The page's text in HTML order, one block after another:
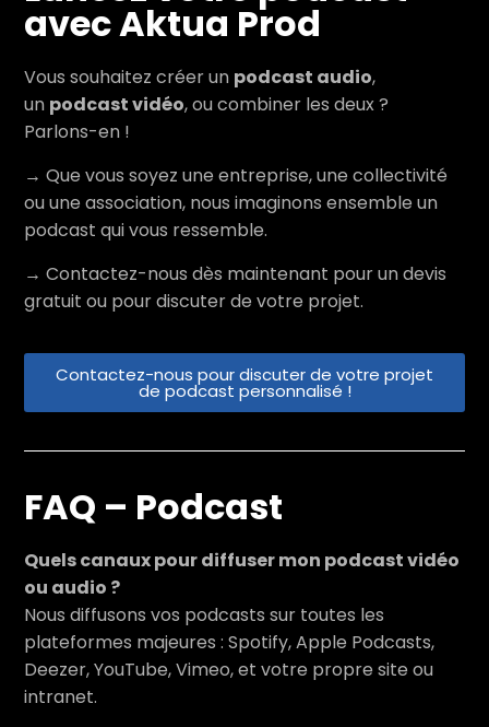
avec Aktua Prod
Vous souhaitez créer un podcast audio,
un podcast vidéo, ou combiner les deux ?
Parlons-en !
→ Que vous soyez une entreprise, une collectivité
ou une association, nous imaginons ensemble un
podcast qui vous ressemble.
→ Contactez-nous dès maintenant pour un devis
gratuit ou pour discuter de votre projet.
Contactez-nous pour discuter de votre projet
de podcast personnalisé !
FAQ – Podcast
Quels canaux pour diffuser mon podcast vidéo
ou audio ?
Nous diffusons vos podcasts sur toutes les
plateformes majeures : Spotify, Apple Podcasts,
Deezer, YouTube, Vimeo, et votre propre site ou
intranet.